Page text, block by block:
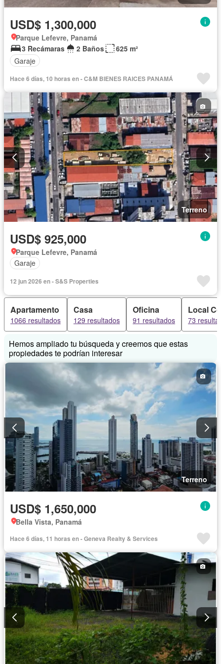
USD$ 1,300,000
Parque Lefevre, Panamá
3 Recámaras
2 Baños
625 m²
Garaje
Hace 6 días, 10 horas en - C&M BIENES RAICES PANAMÁ
Terreno
USD$ 925,000
Parque Lefevre, Panamá
Garaje
12 jun 2026 en - S&S Properties
Apartamento
1066 resultados
Casa
129 resultados
Oficina
91 resultados
Local
73
Hemos ampliado tu búsqueda y creemos que estas
propiedades te podrían interesar
Terreno
USD$ 1,650,000
Bella Vista, Panamá
Hace 6 días, 11 horas en - Geneva Realty & Services